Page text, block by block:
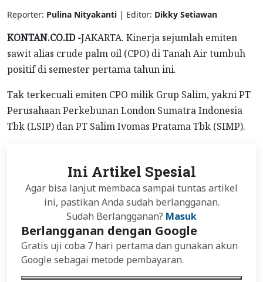
Reporter: Pulina Nityakanti | Editor: Dikky Setiawan
KONTAN.CO.ID -JAKARTA. Kinerja sejumlah emiten
sawit alias crude palm oil (CPO) di Tanah Air tumbuh
positif di semester pertama tahun ini.
Tak terkecuali emiten CPO milik Grup Salim, yakni PT
Perusahaan Perkebunan London Sumatra Indonesia
Tbk (LSIP) dan PT Salim Ivomas Pratama Tbk (SIMP).
Ini Artikel Spesial
Agar bisa lanjut membaca sampai tuntas artikel
ini, pastikan Anda sudah berlangganan.
Sudah Berlangganan? Masuk
Berlangganan dengan Google
Gratis uji coba 7 hari pertama dan gunakan akun
Google sebagai metode pembayaran.